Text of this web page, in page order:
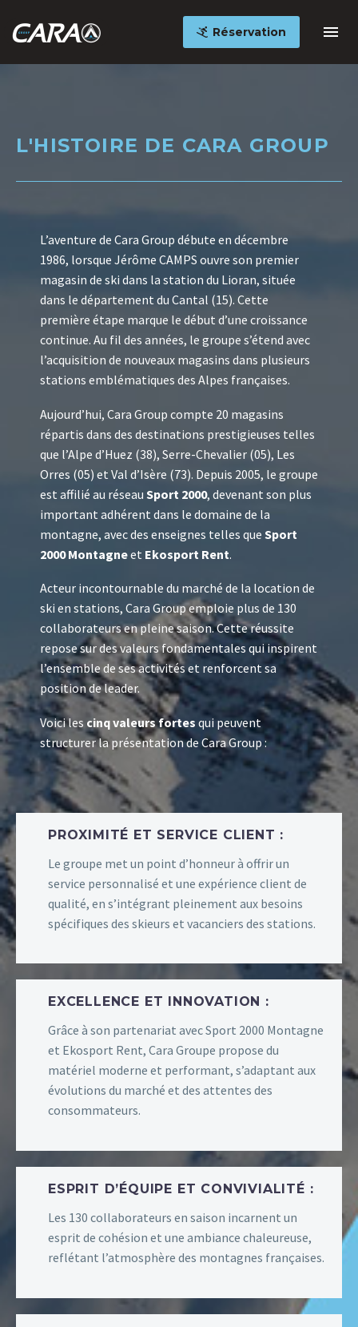
Réservation
L'HISTOIRE DE CARA GROUP
L’aventure de Cara Group débute en décembre
1986, lorsque Jérôme CAMPS ouvre son premier
magasin de ski dans la station du Lioran, située
dans le département du Cantal (15). Cette
première étape marque le début d’une croissance
continue. Au fil des années, le groupe s’étend avec
l’acquisition de nouveaux magasins dans plusieurs
stations emblématiques des Alpes françaises.
Aujourd’hui, Cara Group compte 20 magasins
répartis dans des destinations prestigieuses telles
que l’Alpe d’Huez (38), Serre-Chevalier (05), Les
Orres (05) et Val d’Isère (73). Depuis 2005, le groupe
est affilié au réseau Sport 2000, devenant son plus
important adhérent dans le domaine de la
montagne, avec des enseignes telles que Sport
2000 Montagneet Ekosport Rent.
Acteur incontournable du marché de la location de
ski en stations, Cara Group emploie plus de 130
collaborateurs en pleine saison. Cette réussite
repose sur des valeurs fondamentales qui inspirent
l’ensemble de ses activités et renforcent sa
position de leader.
Voici les cinq valeurs fortes qui peuvent
structurer la présentation de Cara Group :
PROXIMITÉ ET SERVICE CLIENT :
Le groupe met un point d’honneur à offrir un
service personnalisé et une expérience client de
qualité, en s’intégrant pleinement aux besoins
spécifiques des skieurs et vacanciers des stations.
EXCELLENCE ET INNOVATION :
Grâce à son partenariat avec Sport 2000 Montagne
et Ekosport Rent, Cara Groupe propose du
matériel moderne et performant, s’adaptant aux
évolutions du marché et des attentes des
consommateurs.
ESPRIT D’ÉQUIPE ET CONVIVIALITÉ :
Les 130 collaborateurs en saison incarnent un
esprit de cohésion et une ambiance chaleureuse,
reflétant l’atmosphère des montagnes françaises.